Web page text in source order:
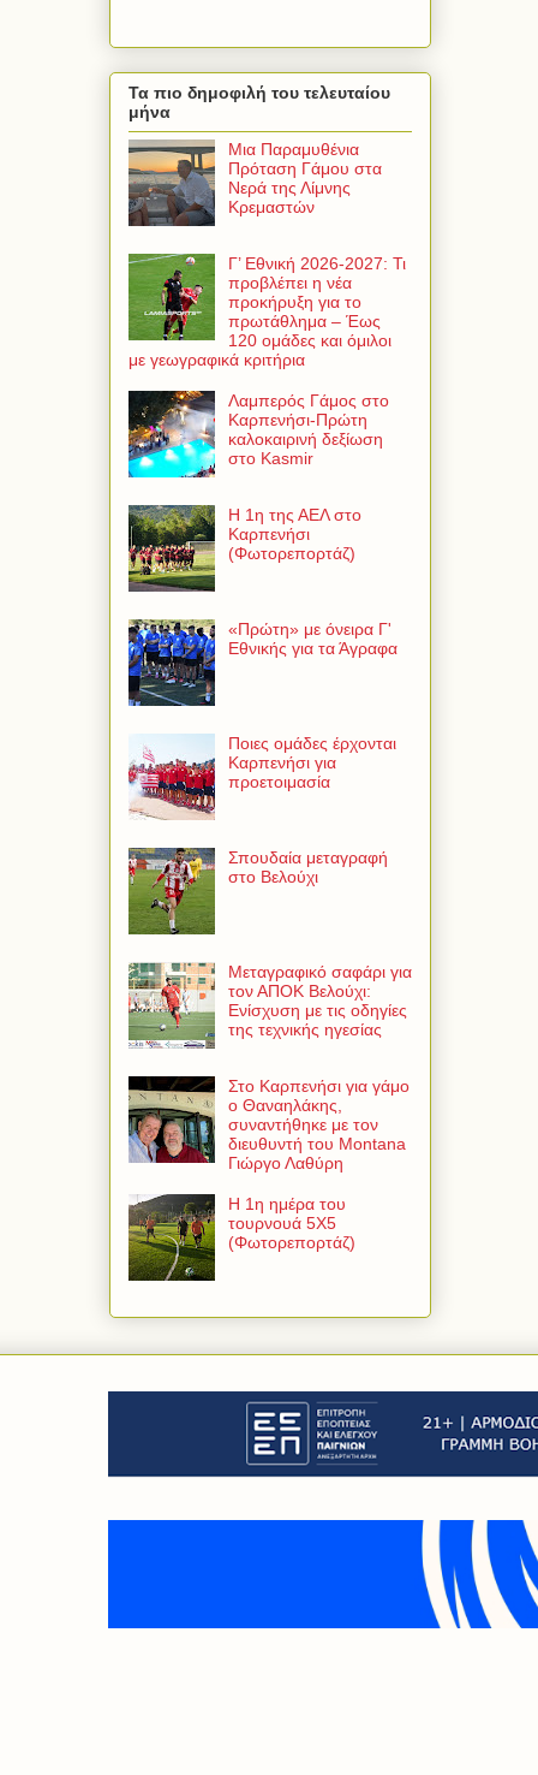
Τα πιο δημοφιλή του τελευταίου
μήνα
Μια Παραμυθένια
Πρόταση Γάμου στα
Νερά της Λίμνης
Κρεμαστών
Γ’ Εθνική 2026-2027: Τι
προβλέπει η νέα
προκήρυξη για το
πρωτάθλημα – Έως
120 ομάδες και όμιλοι
με γεωγραφικά κριτήρια
Λαμπερός Γάμος στο
Καρπενήσι-Πρώτη
καλοκαιρινή δεξίωση
στο Kasmir
Η 1η της ΑΕΛ στο
Καρπενήσι
(Φωτορεπορτάζ)
«Πρώτη» με όνειρα Γ'
Εθνικής για τα Άγραφα
Ποιες ομάδες έρχονται
Καρπενήσι για
προετοιμασία
Σπουδαία μεταγραφή
στο Βελούχι
Μεταγραφικό σαφάρι για
τον ΑΠΟΚ Βελούχι:
Ενίσχυση με τις οδηγίες
της τεχνικής ηγεσίας
Στο Καρπενήσι για γάμο
ο Θαναηλάκης,
συναντήθηκε με τον
διευθυντή του Montana
Γιώργο Λαθύρη
Η 1η ημέρα του
τουρνουά 5Χ5
(Φωτορεπορτάζ)